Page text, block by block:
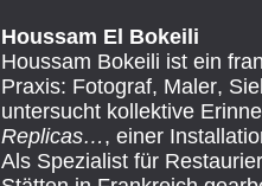
Houssam El Bokeili
Houssam Bokeili ist ein
Praxis: Fotograf, Maler,
untersucht kollektive
Replicas… , einer
Als Spezialist für